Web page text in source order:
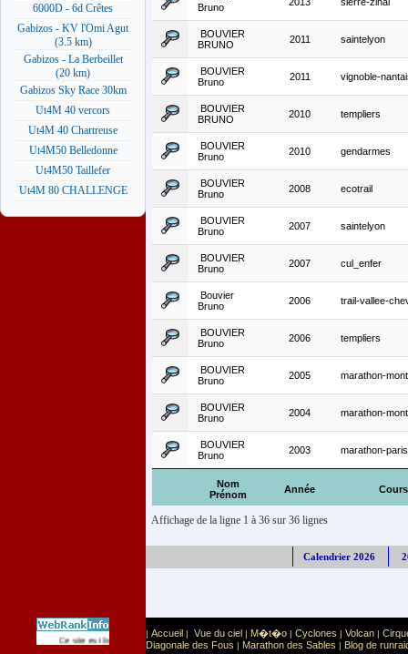
6000D - 6d Crêtes
Gabizos - KV l'Omi Agut
(3.5 km)
Gabizos - La Berbeillet
(20 km)
Gabizos Sky Race 30km
Ut4M 40 vercors
Ut4M 40 Chartreuse
Ut4M50 Belledonne
Ut4M50 Taillefer
Ut4M 80 CHALLENGE
Nom
Prénom
Année
Bruno
BOUVIER
BRUNO
2011 saintelyon
BOUVIER
Bruno
2011 vignoble-
BOUVIER
BRUNO
2010 templiers
BOUVIER
Bruno
2010 gendarmes
BOUVIER
Bruno
2008 ecotrail
BOUVIER
Bruno
2007 saintelyon
BOUVIER
Bruno
2007 cul_enfer
Bouvier
Bruno
2006 trail-vallee-
BOUVIER
Bruno
2006 templiers
BOUVIER
Bruno
2005 marathon-
BOUVIER
Bruno
2004 marathon-
BOUVIER
Bruno
2003 marathon-paris
Affichage de la ligne 1 à 36 sur 36 lignes
Calendrier 2026
Ce site est list� dans la cat�gorie Sport: Sports extr�mes
| Accueil | Vue du ciel | M�t�o | Cyclones | Volcan |
Diagonale des Fous | Marathon des Sables | Blog de